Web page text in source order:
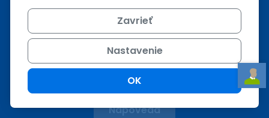
Administrácia
Prihlásiť sa
Neviem si rady?
Nápoveda
Zavrieť
Nastavenie
OK